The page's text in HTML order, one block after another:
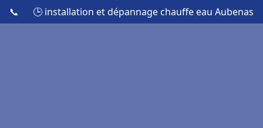
📞 🕒 installation et dépannage chauffe eau Aubenas